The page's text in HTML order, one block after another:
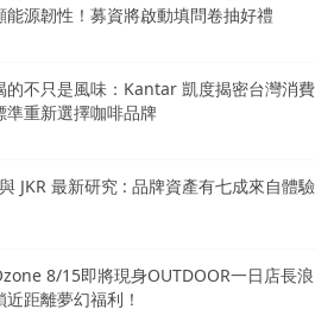
能源韌性！募資將啟動填問卷抽好禮
的不只是風味：Kantar 凱度揭密台灣消費
準重新選擇咖啡品牌
JKR 最新研究 : 品牌資產有七成來自體驗
8/15即將現身OUTDOOR一日店長浪
距離夢幻福利！